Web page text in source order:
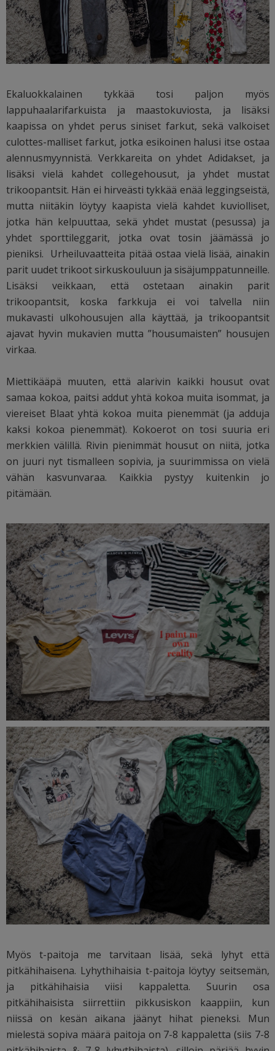
Ekaluokkalainen tykkää tosi paljon myös
lappuhaalarifarkuista ja maastokuviosta, ja lisäksi
kaapissa on yhdet perus siniset farkut, sekä valkoiset
culottes-malliset farkut, jotka esikoinen halusi itse ostaa
alennusmyynnistä. Verkkareita on yhdet Adidakset, ja
lisäksi vielä kahdet collegehousut, ja yhdet mustat
trikoopantsit. Hän ei hirveästi tykkää enää leggingseistä,
mutta niitäkin löytyy kaapista vielä kahdet kuviolliset,
jotka hän kelpuuttaa, sekä yhdet mustat (pesussa) ja
yhdet sporttileggarit, jotka ovat tosin jäämässä jo
pieniksi. Urheiluvaatteita pitää ostaa vielä lisää, ainakin
parit uudet trikoot sirkuskouluun ja sisäjumppatunneille.
Lisäksi veikkaan, että ostetaan ainakin parit
trikoopantsit, koska farkkuja ei voi talvella niin
mukavasti ulkohousujen alla käyttää, ja trikoopantsit
ajavat hyvin mukavien mutta ”housumaisten” housujen
virkaa.
Miettikääpä muuten, että alarivin kaikki housut ovat
samaa kokoa, paitsi addut yhtä kokoa muita isommat, ja
viereiset Blaat yhtä kokoa muita pienemmät (ja adduja
kaksi kokoa pienemmät). Kokoerot on tosi suuria eri
merkkien välillä. Rivin pienimmät housut on niitä, jotka
on juuri nyt tismalleen sopivia, ja suurimmissa on vielä
vähän kasvunvaraa. Kaikkia pystyy kuitenkin jo
pitämään.
Myös t-paitoja me tarvitaan lisää, sekä lyhyt että
pitkähihaisena. Lyhythihaisia t-paitoja löytyy seitsemän,
ja pitkähihaisia viisi kappaletta. Suurin osa
pitkähihaisista siirrettiin pikkusiskon kaappiin, kun
niissä on kesän aikana jäänyt hihat pieneksi. Mun
mielestä sopiva määrä paitoja on 7-8 kappaletta (siis 7-8